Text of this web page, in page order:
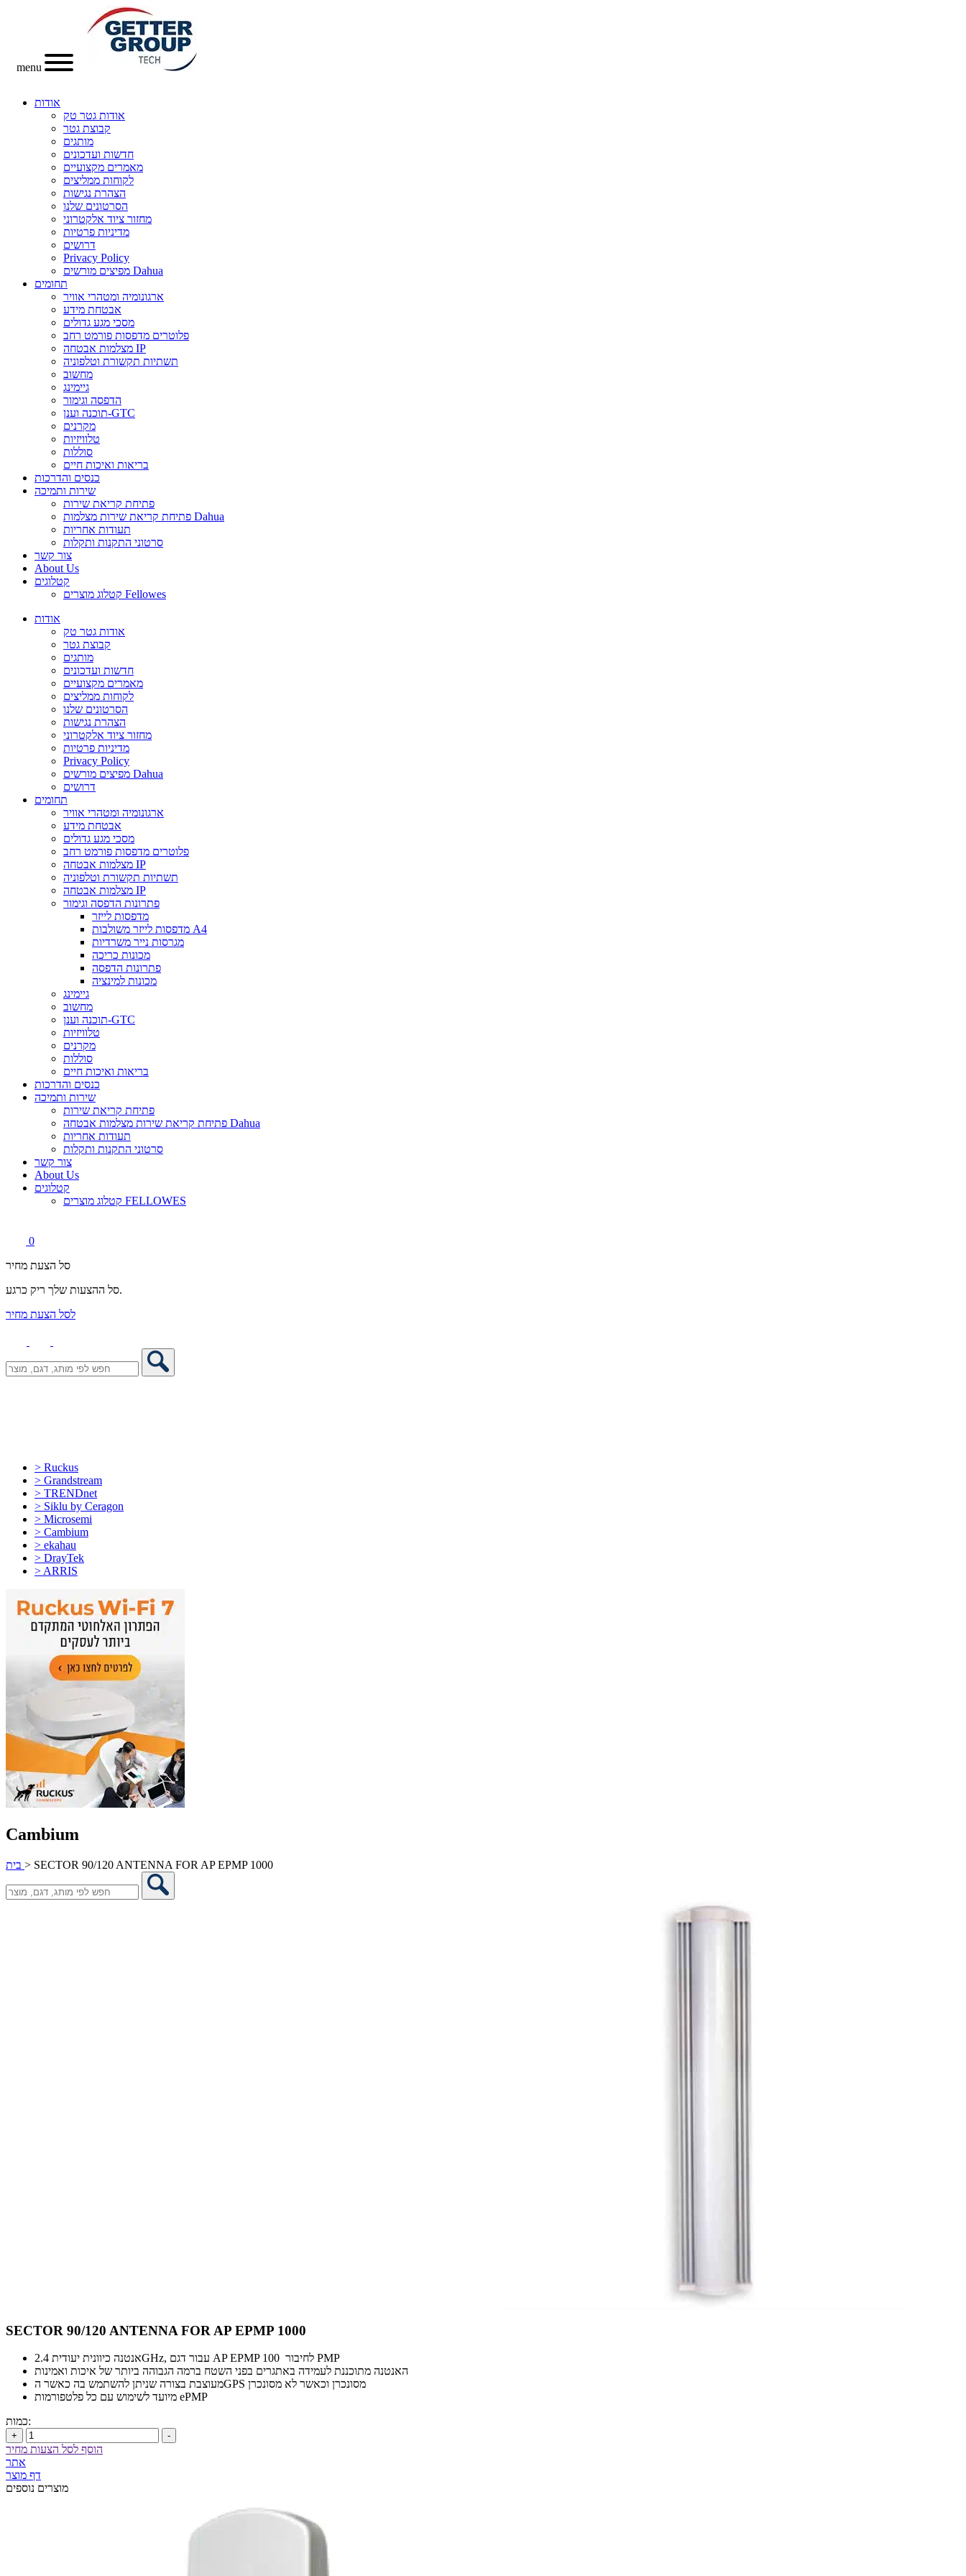
menu
אודות
אודות גטר טק
קבוצת גטר
מותגים
חדשות ועדכונים
מאמרים מקצועיים
לקוחות ממליצים
הצהרת נגישות
הסרטונים שלנו
מחזור ציוד אלקטרוני
מדיניות פרטיות
דרושים
Privacy Policy
מפיצים מורשים Dahua
תחומים
ארגונומיה ומטהרי אוויר
אבטחת מידע
מסכי מגע גדולים
פלוטרים מדפסות פורמט רחב
מצלמות אבטחה IP
תשתיות תקשורת וטלפוניה
מחשוב
גיימינג
הדפסה וגימור
תוכנה וענן-GTC
מקרנים
טלוויזיות
סוללות
בריאות ואיכות חיים
כנסים והדרכות
שירות ותמיכה
פתיחת קריאת שירות
פתיחת קריאת שירות מצלמות Dahua
תעודות אחריות
סרטוני התקנות ותקלות
צור קשר
About Us
קטלוגים
קטלוג מוצרים Fellowes
אודות
אודות גטר טק
קבוצת גטר
מותגים
חדשות ועדכונים
מאמרים מקצועיים
לקוחות ממליצים
הסרטונים שלנו
הצהרת נגישות
מחזור ציוד אלקטרוני
מדיניות פרטיות
Privacy Policy
מפיצים מורשים Dahua
דרושים
תחומים
ארגונומיה ומטהרי אוויר
אבטחת מידע
מסכי מגע גדולים
פלוטרים מדפסות פורמט רחב
מצלמות אבטחה IP
תשתיות תקשורת וטלפוניה
מצלמות אבטחה IP
פתרונות הדפסה וגימור
מדפסות לייזר
מדפסות לייזר משולבות A4
מגרסות נייר משרדיות
מכונות כריכה
פתרונות הדפסה
מכונות למינציה
גיימינג
מחשוב
תוכנה וענן-GTC
טלוויזיות
מקרנים
סוללות
בריאות ואיכות חיים
כנסים והדרכות
שירות ותמיכה
פתיחת קריאת שירות
פתיחת קריאת שירות מצלמות אבטחה Dahua
תעודות אחריות
סרטוני התקנות ותקלות
צור קשר
About Us
קטלוגים
קטלוג מוצרים FELLOWES
0
סל הצעת מחיר
סל ההצעות שלך ריק כרגע.
לסל הצעת מחיר
> Ruckus
> Grandstream
> TRENDnet
> Siklu by Ceragon
> Microsemi
> Cambium
> ekahau
> DrayTek
> ARRIS
Cambium
> SECTOR 90/120 ANTENNA FOR AP EPMP 1000
SECTOR 90/120 ANTENNA FOR AP EPMP 1000
אנטנה כיוונית יעודית 2.4GHz, עבור דגם AP EPMP 100 לחיבור PMP
האנטנה מתוכננת לעמידה באתגרים בפני השטח ברמה הגבוהה ביותר של איכות ואמינות
מיועד לשימוש עם כל פלטפורמות ePMP
כמות:
+ -
הוסף לסל הצעות מחיר
אתר
דף מוצר
מוצרים נוספים